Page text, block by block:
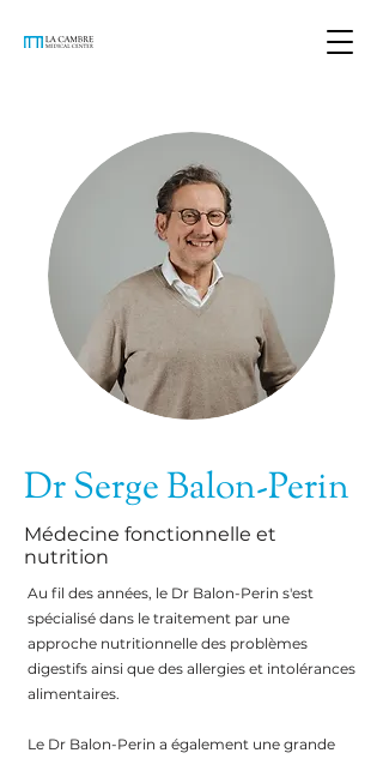
Dr Serge Balon-Perin
Médecine fonctionnelle et
nutrition
Au fil des années, le Dr Balon-Perin s'est
spécialisé dans le traitement par une
approche nutritionnelle des problèmes
digestifs ainsi que des allergies et intolérances
alimentaires.
Le Dr Balon-Perin a également une grande